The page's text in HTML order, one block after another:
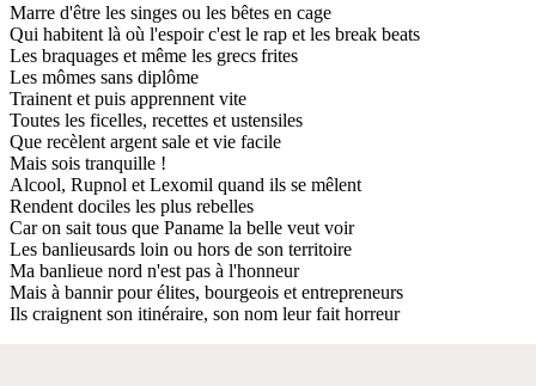
Marre d'être les singes ou les bêtes en cage
Qui habitent là où l'espoir c'est le rap et les break beats
Les braquages et même les grecs frites
Les mômes sans diplôme
Trainent et puis apprennent vite
Toutes les ficelles, recettes et ustensiles
Que recèlent argent sale et vie facile
Mais sois tranquille !
Alcool, Rupnol et Lexomil quand ils se mêlent
Rendent dociles les plus rebelles
Car on sait tous que Paname la belle veut voir
Les banlieusards loin ou hors de son territoire
Ma banlieue nord n'est pas à l'honneur
Mais à bannir pour élites, bourgeois et entrepreneurs
Ils craignent son itinéraire, son nom leur fait horreur